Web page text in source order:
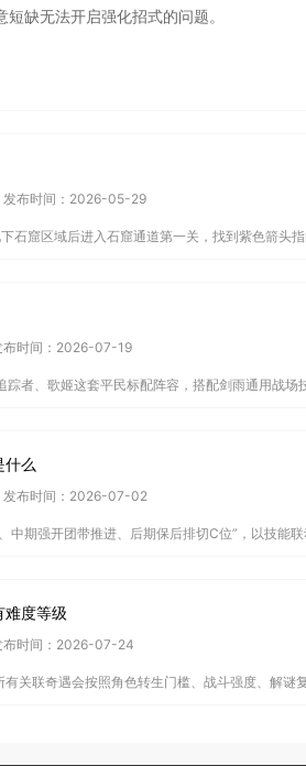
缺无法开启强化招式的问题。
发布时间：2026-05-29
石窟区域后进入石窟通道第一关，找到紫色箭头
布时间：2026-07-19
者、歌姬这套平民标配阵容，搭配剑雨通用战场
什么
发布时间：2026-07-02
期强开团带推进、后期保后排切C位”，以技能
难度等级
布时间：2026-07-24
关联奇遇会按照角色转生门槛、战斗强度、解谜